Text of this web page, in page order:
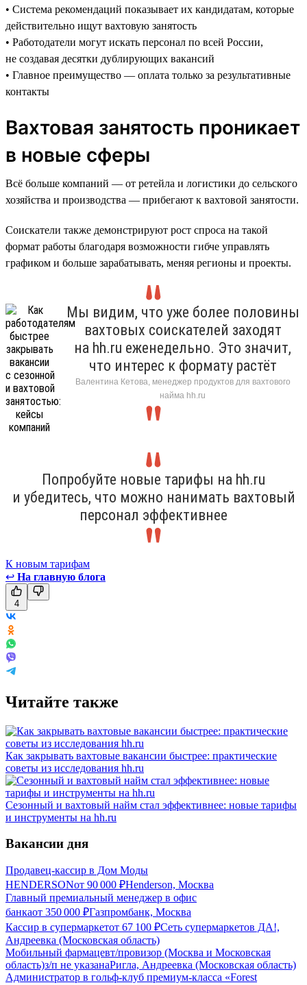
• Система рекомендаций показывает их кандидатам, которые
действительно ищут вахтовую занятость
• Работодатели могут искать персонал по всей России,
не создавая десятки дублирующих вакансий
• Главное преимущество — оплата только за результативные
контакты
Вахтовая занятость проникает
в новые сферы
Всё больше компаний — от ретейла и логистики до сельского
хозяйства и производства — прибегают к вахтовой занятости.
Соискатели также демонстрируют рост спроса на такой
формат работы благодаря возможности гибче управлять
графиком и больше зарабатывать, меняя регионы и проекты.
Мы видим, что уже более половины
вахтовых соискателей заходят
на hh.ru еженедельно. Это значит,
что интерес к формату растёт
Валентина Кетова, менеджер продуктов для вахтового
найма hh.ru
Попробуйте новые тарифы на hh.ru
и убедитесь, что можно нанимать вахтовый
персонал эффективнее
К новым тарифам
↩ На главную блога
4
Читайте также
Как закрывать вахтовые вакансии быстрее: практические
советы из исследования hh.ru
Сезонный и вахтовый найм стал эффективнее: новые тарифы
и инструменты на hh.ru
Вакансии дня
Продавец-кассир в Дом Моды
HENDERSONот 90 000 ₽Henderson, Москва
Главный премиальный менеджер в офис
банкаот 350 000 ₽Газпромбанк, Москва
Кассир в супермаркетот 67 100 ₽Сеть супермаркетов ДА!,
Андреевка (Московская область)
Мобильный фармацевт/провизор (Москва и Московская
область)з/п не указанаРигла, Андреевка (Московская область)
Администратор в гольф-клуб премиум-класса «Forest